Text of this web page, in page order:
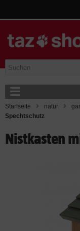
Startseite natur
Spechtschutz
Nistkasten